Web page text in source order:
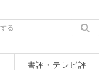
書評・テレビ評